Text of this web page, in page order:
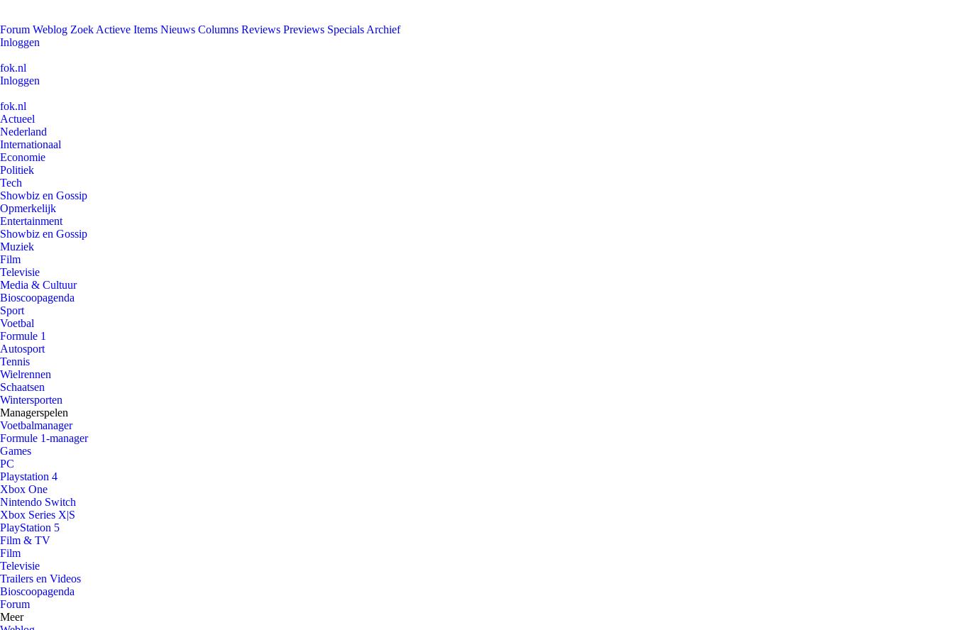
Forum Weblog Zoek Actieve Items Nieuws Columns Reviews Previews Specials Archief
Inloggen
fok.nl
Inloggen
fok.nl
Actueel
Nederland
Internationaal
Economie
Politiek
Tech
Showbiz en Gossip
Opmerkelijk
Entertainment
Showbiz en Gossip
Muziek
Film
Televisie
Media & Cultuur
Bioscoopagenda
Sport
Voetbal
Formule 1
Autosport
Tennis
Wielrennen
Schaatsen
Wintersporten
Managerspelen
Voetbalmanager
Formule 1-manager
Games
PC
Playstation 4
Xbox One
Nintendo Switch
Xbox Series X|S
PlayStation 5
Film & TV
Film
Televisie
Trailers en Videos
Bioscoopagenda
Forum
Meer